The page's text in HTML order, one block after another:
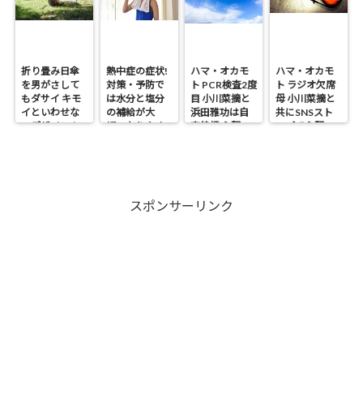
折り畳み日傘
を男がさして
もダサイ キモ
イといわせな
いデザイン！
熱中症の症状!
対策・予防で
は水分と塩分
の補給が大
切・なりやす
ハマ・オカモ
ト PCR検査2度
目 小川菜摘と
浜田雅功は自
宅待機 心配の
ハマ・オカモ
ト ラジオ欠席
母 小川菜摘と
共にSNSスト
ップで心配の
スポンサーリンク